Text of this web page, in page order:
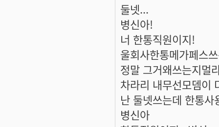
둘넷...
병신아!
너 한통직원이지!
울회사한통메가페스
정말 그거왜쓰는지멀
차라리 내무선모뎀이
난 둘넷쓰는데 한통
병신아